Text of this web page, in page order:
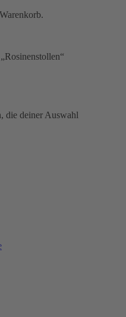
die deiner Auswahl